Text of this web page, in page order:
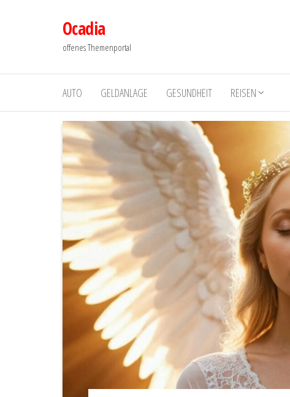
Ocadia
offenes Themenportal
AUTO GELDANLAGE GESUNDHEIT REISEN